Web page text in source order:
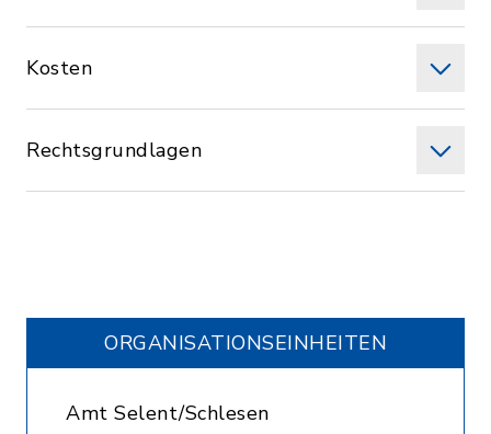
Kosten
Rechtsgrundlagen
ORGANISATIONS­EINHEITEN
Amt Selent/Schlesen